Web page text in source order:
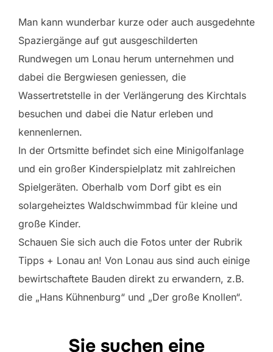
Man kann wunderbar kurze oder auch ausgedehnte
Spaziergänge auf gut ausgeschilderten
Rundwegen um Lonau herum unternehmen und
dabei die Bergwiesen geniessen, die
Wassertretstelle in der Verlängerung des Kirchtals
besuchen und dabei die Natur erleben und
kennenlernen.
In der Ortsmitte befindet sich eine Minigolfanlage
und ein großer Kinderspielplatz mit zahlreichen
Spielgeräten. Oberhalb vom Dorf gibt es ein
solargeheiztes Waldschwimmbad für kleine und
große Kinder.
Schauen Sie sich auch die Fotos unter der Rubrik
Tipps + Lonau an! Von Lonau aus sind auch einige
bewirtschaftete Bauden direkt zu erwandern, z.B.
die „Hans Kühnenburg“ und „Der große Knollen“.
Sie suchen eine